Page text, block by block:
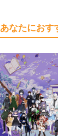
あなたにおす